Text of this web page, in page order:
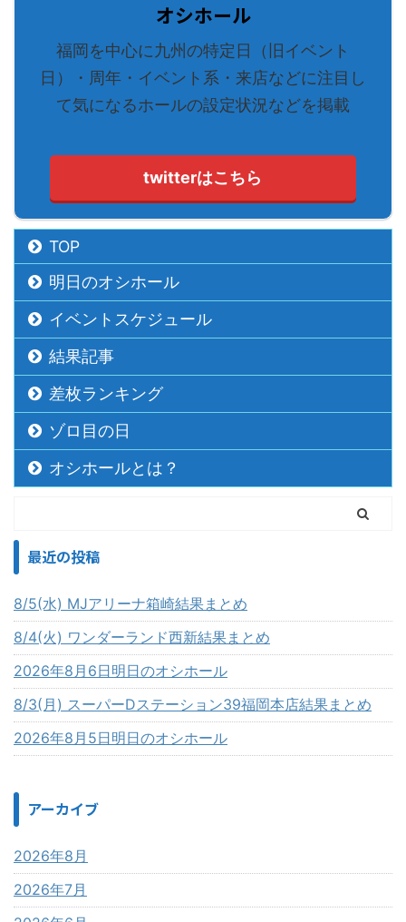
オシホール
福岡を中心に九州の特定日（旧イベント
日）・周年・イベント系・来店などに注目し
て気になるホールの設定状況などを掲載
twitterはこちら
TOP
明日のオシホール
イベントスケジュール
結果記事
差枚ランキング
ゾロ目の日
オシホールとは？
最近の投稿
8/5(水) MJアリーナ箱崎結果まとめ
8/4(火) ワンダーランド西新結果まとめ
2026年8月6日明日のオシホール
8/3(月) スーパーDステーション39福岡本店結果まとめ
2026年8月5日明日のオシホール
アーカイブ
2026年8月
2026年7月